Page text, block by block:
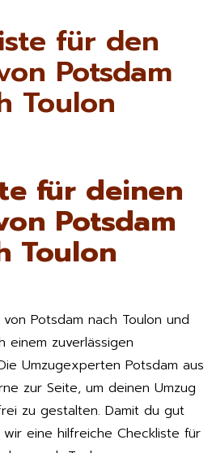
für den
Potsdam
Toulon
für deinen
Potsdam
Toulon
Potsdam nach Toulon und
einem zuverlässigen
Umzugexperten Potsdam aus
zur Seite, um deinen Umzug
zu gestalten. Damit du gut
eine hilfreiche Checkliste für